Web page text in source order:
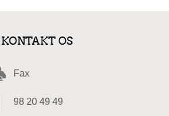
KONTAKT OS
Fax
98 20 49 49